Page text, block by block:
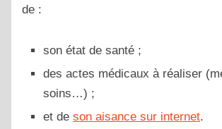
de :
son état de santé ;
des actes médicaux à réaliser
soins…) ;
et de son aisance sur internet.